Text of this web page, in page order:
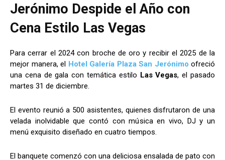
Jerónimo Despide el Año con
Cena Estilo Las Vegas
Para cerrar el 2024 con broche de oro y recibir el 2025 de la
mejor manera, el Hotel Galería Plaza San Jerónimo ofreció
una cena de gala con temática estilo Las Vegas, el pasado
martes 31 de diciembre.
El evento reunió a 500 asistentes, quienes disfrutaron de una
velada inolvidable que contó con música en vivo, DJ y un
menú exquisito diseñado en cuatro tiempos.
El banquete comenzó con una deliciosa ensalada de pato con